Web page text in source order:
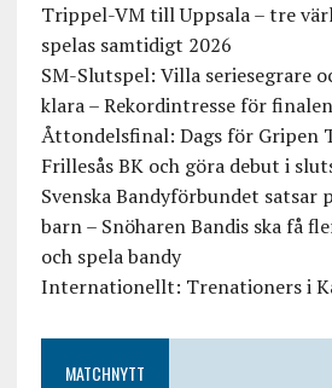
Trippel-VM till Uppsala – tre
spelas samtidigt 2026
SM-Slutspel: Villa seriesegrare
klara – Rekordintresse för finalen
Åttondelsfinal: Dags för Gripen
Frillesås BK och göra debut i
Svenska Bandyförbundet
barn – Snöharen Bandis ska få
och spela bandy
Internationellt: Trenationers i
MATCHNYTT